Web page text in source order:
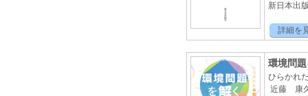
新日本出
詳細を
環境問
ひらかれ
近藤 康